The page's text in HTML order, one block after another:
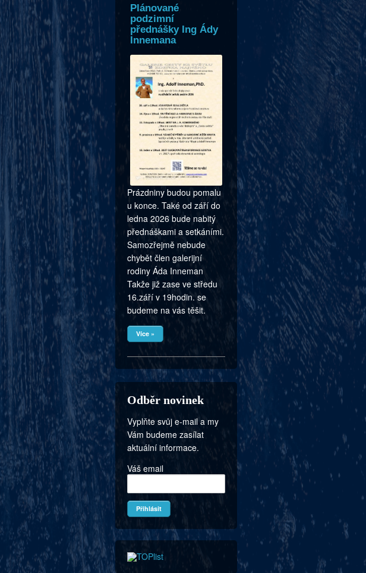
Plánované
podzimní
přednášky Ing Ády
Innemana
Prázdniny budou pomalu
u konce. Také od září do
ledna 2026 bude nabitý
přednáškami a setkáními.
Samozřejmě nebude
chybět člen galerijní
rodiny Áda Inneman
Takže již zase ve středu
16.září v 19hodin. se
budeme na vás těšit.
Více »
Odběr novinek
Vyplňte svůj e-mail a my
Vám budeme zasílat
aktuální informace.
Váš email